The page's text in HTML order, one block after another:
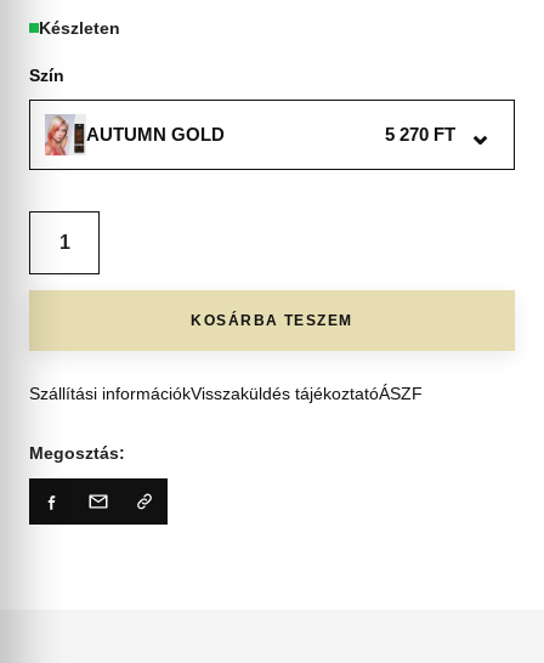
Készleten
Szín
AUTUMN GOLD 5 270 FT ⌄
KOSÁRBA TESZEM
Szállítási információkVisszaküldés tájékoztatóÁSZF
Megosztás: